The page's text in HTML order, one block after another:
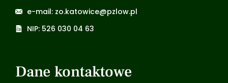
e-mail: zo.katowice@pzlow.pl
NIP: 526 030 04 63
Dane kontaktowe